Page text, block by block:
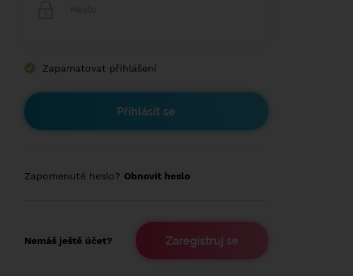
Zapamatovat přihlášení
Zapomenuté heslo? Obnovit heslo
Nemáš ještě účet? Zaregistruj se